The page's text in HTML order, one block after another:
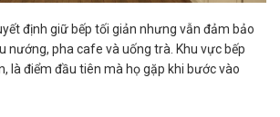
định giữ bếp tối giản nhưng vẫn đảm bảo
nướng, pha cafe và uống trà. Khu vực bếp
là điểm đầu tiên mà họ gặp khi bước vào